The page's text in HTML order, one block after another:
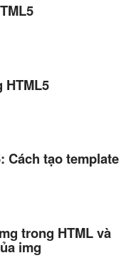
HTML5
Cách tạo template
trong HTML và
img